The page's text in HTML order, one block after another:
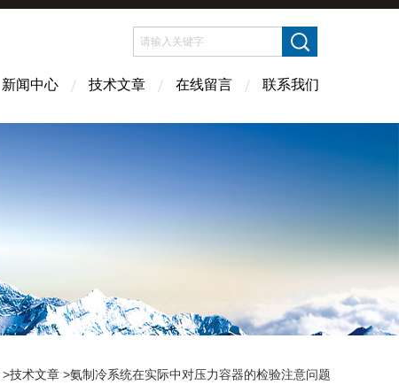
新闻中心 技术文章 在线留言 联系我们
>技术文章 >氨制冷系统在实际中对压力容器的检验注意问题